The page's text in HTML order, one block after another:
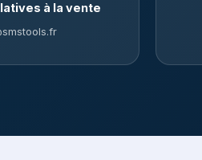
à la vente